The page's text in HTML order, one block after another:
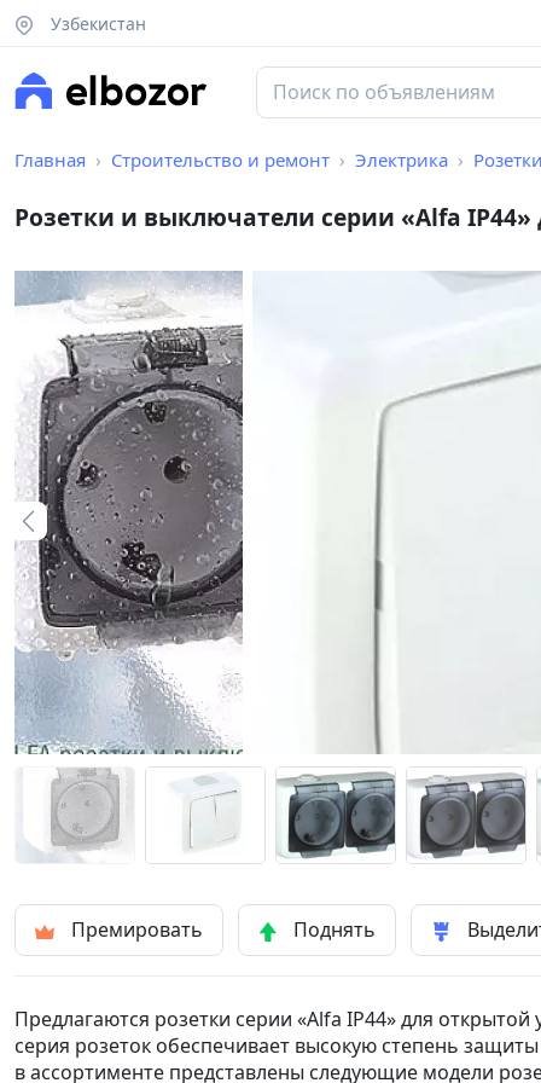
Узбекистан
Главная Строительство и ремонт Электрика
Розетки и выключатели серии «Alfa IP44»
Премировать Поднять
Предлагаются розетки серии «Alfa IP44» для
серия розеток обеспечивает высокую степень
в ассортименте представлены следующие модели